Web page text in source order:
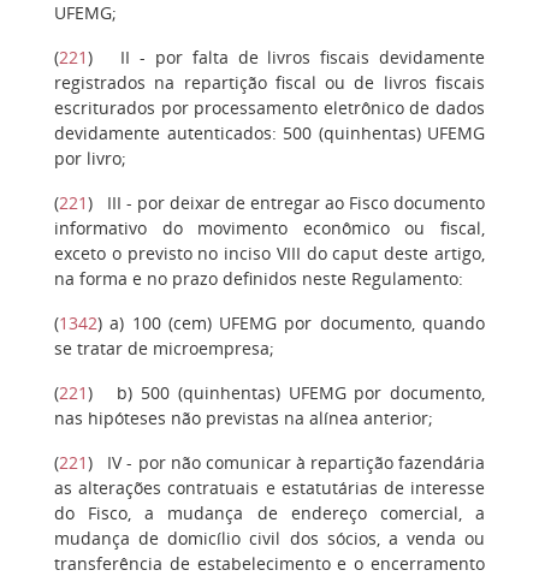
UFEMG;
(221) II- por falta de livros fiscais devidamente
registrados na repartição fiscal ou de livros fiscais
escriturados por processamento eletrônico de dados
devidamente autenticados: 500 (quinhentas) UFEMG
por livro;
(221) III - por deixar de entregar ao Fisco documento
informativo do movimento econômico ou fiscal,
exceto o previsto no inciso VIII do caput deste artigo,
na forma e no prazo definidos neste Regulamento:
(1342)a) 100 (cem) UFEMG por documento, quando
se tratar de microempresa;
(221) b) 500 (quinhentas) UFEMG por documento,
nas hipóteses não previstas na alínea anterior;
(221) IV- por não comunicar à repartição fazendária
as alterações contratuais e estatutárias de interesse
do Fisco, a mudança de endereço comercial, a
mudança de domicílio civil dos sócios, a venda ou
transferência de estabelecimento e o encerramento